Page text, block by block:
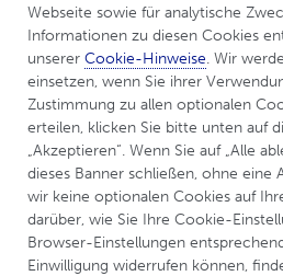
UCBCares
Leben mit Epilepsie
Epilepsie in Ausbildung,
Epilepsie in
Studium und
Webseite sowie für analytische
Informationen zu diesen Cookies
unserer Cookie-Hinweise. Wir
einsetzen, wenn Sie ihrer
Zustimmung zu allen optionalen
erteilen, klicken Sie bitte unten auf
„Akzeptieren“. Wenn Sie auf „Alle
dieses Banner schließen, ohne eine
wir keine optionalen Cookies auf
darüber, wie Sie Ihre Cookie-
Browser-Einstellungen
Einwilligung widerrufen können,